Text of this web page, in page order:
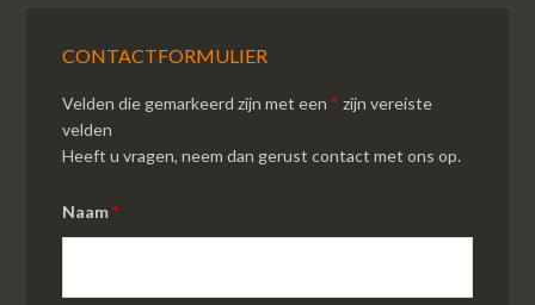
CONTACTFORMULIER
Velden die gemarkeerd zijn met een * zijn vereiste
velden
Heeft u vragen, neem dan gerust contact met ons op.
Naam*